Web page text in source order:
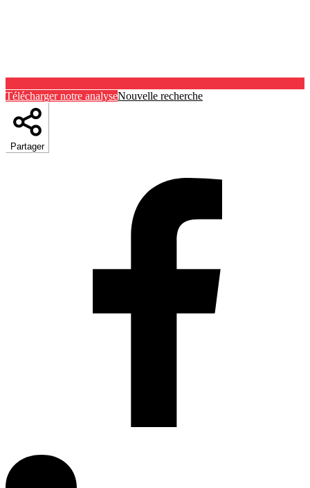
Télécharger notre analyseNouvelle recherche
Partager